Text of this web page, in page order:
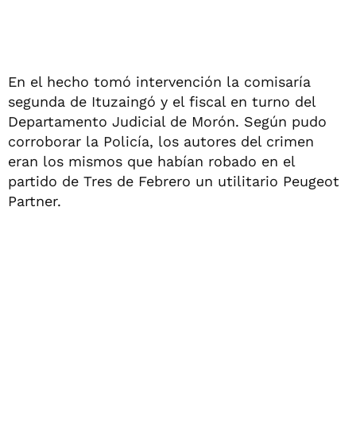
En el hecho tomó intervención la comisaría
segunda de Ituzaingó y el fiscal en turno del
Departamento Judicial de Morón. Según pudo
corroborar la Policía, los autores del crimen
eran los mismos que habían robado en el
partido de Tres de Febrero un utilitario Peugeot
Partner.